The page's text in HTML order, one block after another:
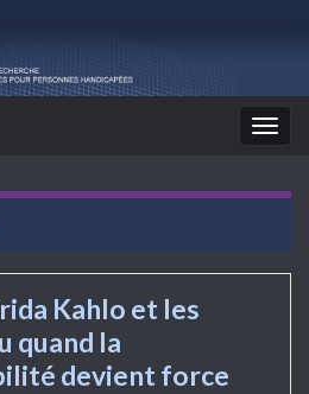
Kahlo et les
quand la
devient force